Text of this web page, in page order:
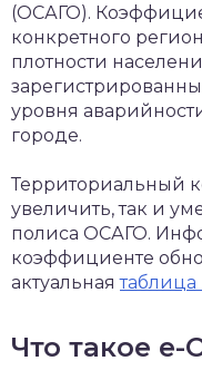
(ОСАГО).
конкретного
плотности
уровня
городе.
Территориальный
увеличить, так и
полиса ОСАГО.
коэффициенте
актуальная
Что такое е-